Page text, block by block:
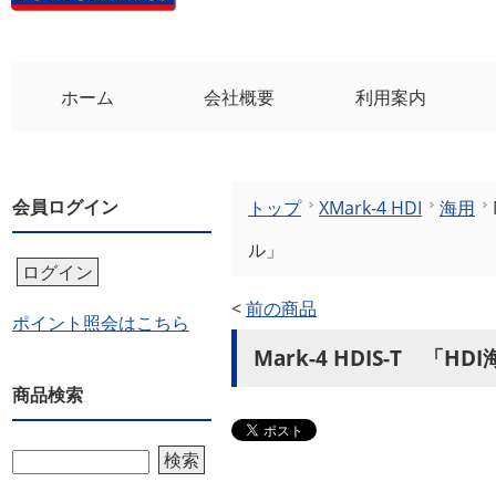
ホーム 会社概要 利用案内
会員ログイン
ログイン
ポイント照会はこちら
商品検索
検索
トップ XMark-4 HDI 海用
ル」
<前の商品
Mark-4 HDIS-T 「HDI